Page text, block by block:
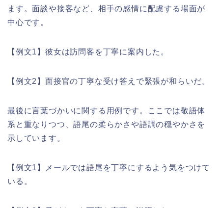
ます。面談や接客など、相手の感情に配慮する場面が
中心です。
【例文1】彼女は訪問客を丁寧に案内した。
【例文2】面接官の丁寧な受け答えで緊張が和らいだ。
最後に言葉づかいに関する用例です。ここでは敬語体
系と重なりつつ、語尾の柔らかさや語調の穏やかさを
示しています。
【例文1】メールでは語尾を丁寧にするよう気をつけて
いる。